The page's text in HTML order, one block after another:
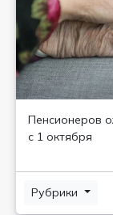
Пенсионеров
с 1 октября
Рубрики